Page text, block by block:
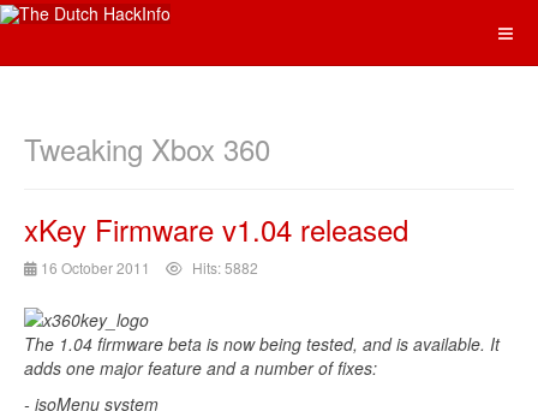
Tweaking Xbox 360
xKey Firmware v1.04 released
16 October 2011 Hits: 5882
The 1.04 firmware beta is now being tested, and is available. It
adds one major feature and a number of fixes:
- isoMenu system